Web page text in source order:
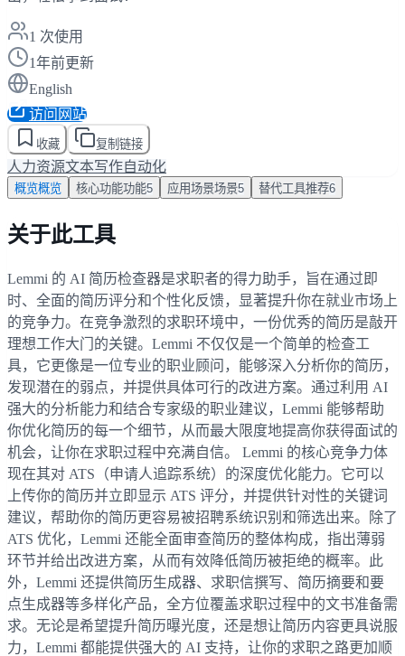
1 次使用
1年前更新
English
访问网站
收藏 复制链接
人力资源文本写作自动化
概览概览 核心功能功能5 应用场景场景5 替代工具推荐6
关于此工具
Lemmi 的 AI 简历检查器是求职者的得力助手，旨在通过即
时、全面的简历评分和个性化反馈，显著提升你在就业市场上
的竞争力。在竞争激烈的求职环境中，一份优秀的简历是敲开
理想工作大门的关键。Lemmi 不仅仅是一个简单的检查工
具，它更像是一位专业的职业顾问，能够深入分析你的简历，
发现潜在的弱点，并提供具体可行的改进方案。通过利用 AI
强大的分析能力和结合专家级的职业建议，Lemmi 能够帮助
你优化简历的每一个细节，从而最大限度地提高你获得面试的
机会，让你在求职过程中充满自信。 Lemmi 的核心竞争力体
现在其对 ATS（申请人追踪系统）的深度优化能力。它可以
上传你的简历并立即显示 ATS 评分，并提供针对性的关键词
建议，帮助你的简历更容易被招聘系统识别和筛选出来。除了
ATS 优化，Lemmi 还能全面审查简历的整体构成，指出薄弱
环节并给出改进方案，从而有效降低简历被拒绝的概率。此
外，Lemmi 还提供简历生成器、求职信撰写、简历摘要和要
点生成器等多样化产品，全方位覆盖求职过程中的文书准备需
求。无论是希望提升简历曝光度，还是想让简历内容更具说服
力，Lemmi 都能提供强大的 AI 支持，让你的求职之路更加顺